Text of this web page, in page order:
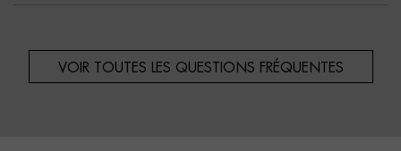
VOIR TOUTES LES QUESTIONS FRÉQUENTES